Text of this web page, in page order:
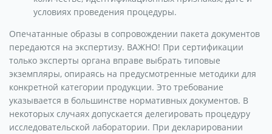
условиях проведения процедуры.
Опечатанные образы в сопровождении пакета документов
передаются на экспертизу. ВАЖНО! При сертификации
только эксперты органа вправе выбрать типовые
экземпляры, опираясь на предусмотренные методики для
конкретной категории продукции. Это требование
указывается в большинстве нормативных документов. В
некоторых случаях допускается делегировать процедуру
исследовательской лаборатории. При декларировании